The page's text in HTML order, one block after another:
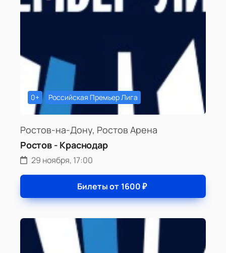
0+ Российская Премьер Лига
Ростов-на-Дону, Ростов Арена
Ростов - Краснодар
29 ноября, 17:00
Билеты от 1600₽